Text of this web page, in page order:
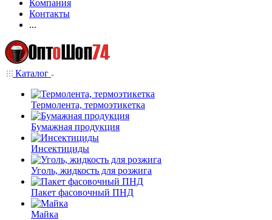
Компания
Контакты
...
Каталог
Термолента, термоэтикетка
Бумажная продукция
Инсектициды
Уголь, жидкость для розжига
Пакет фасовочный ПНД
Майка